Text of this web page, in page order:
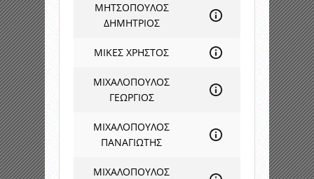
ΜΗΤΣΟΠΟΥΛΟΣ
ΔΗΜΗΤΡΙΟΣ
ΜΙΚΕΣ ΧΡΗΣΤΟΣ
ΜΙΧΑΛΟΠΟΥΛΟΣ
ΓΕΩΡΓΙΟΣ
ΜΙΧΑΛΟΠΟΥΛΟΣ
ΠΑΝΑΓΙΩΤΗΣ
ΜΙΧΑΛΟΠΟΥΛΟΣ